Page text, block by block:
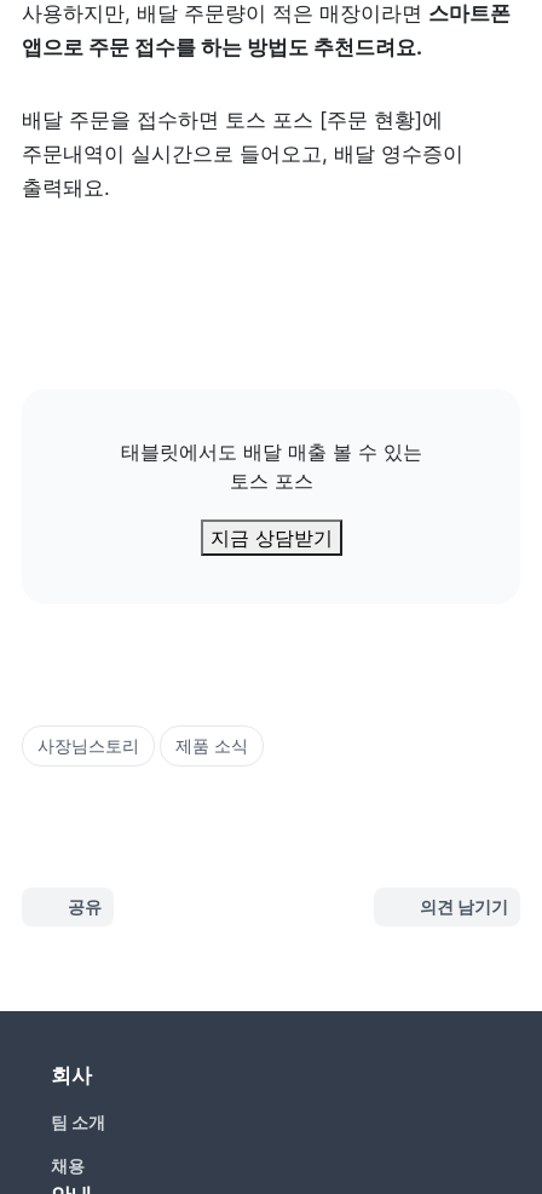
사용하지만, 배달 주문량이 적은 매장이라면 스마트폰
앱으로 주문 접수를 하는 방법도 추천드려요.
배달 주문을 접수하면 토스 포스 [주문 현황]에
주문내역이 실시간으로 들어오고, 배달 영수증이
출력돼요.
태블릿에서도 배달 매출 볼 수 있는
토스 포스
지금 상담받기
사장님스토리 제품 소식
공유 의견 남기기
회사
팀 소개
채용